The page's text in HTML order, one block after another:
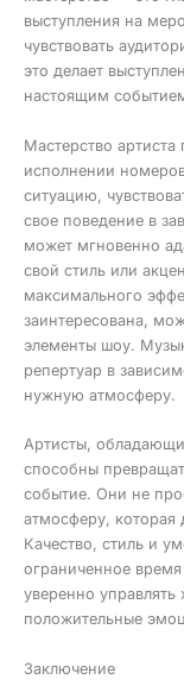
выступления на
чувствовать
это делает
настоящим
Мастерство артиста
исполнении
ситуацию,
свое поведение в
может мгновенно
свой стиль или
максимального
заинтересована,
элементы шоу.
репертуар в
нужную атмосферу.
Артисты,
способны
событие. Они не
атмосферу, которая
Качество, стиль и
ограниченное
уверенно
положительные
Заключение